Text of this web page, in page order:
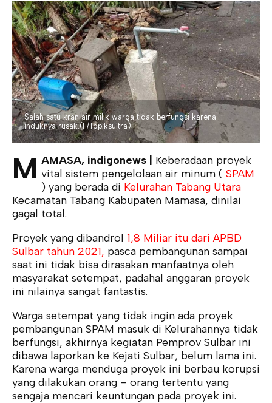
Salah satu kran air milik warga tidak berfungsi karena
induknya rusak.(F/Topiksultra)
M AMASA, indigonews |
Keberadaan proyek
vital sistem pengelolaan air minum ( SPAM
) yang berada di Kelurahan Tabang Utara
Kecamatan Tabang Kabupaten Mamasa, dinilai
gagal total.
Proyek yang dibandrol 1,8 Miliar itu dari APBD
Sulbar tahun 2021, pasca pembangunan sampai
saat ini tidak bisa dirasakan manfaatnya oleh
masyarakat setempat, padahal anggaran proyek
ini nilainya sangat fantastis.
Warga setempat yang tidak ingin ada proyek
pembangunan SPAM masuk di Kelurahannya tidak
berfungsi, akhirnya kegiatan Pemprov Sulbar ini
dibawa laporkan ke Kejati Sulbar, belum lama ini.
Karena warga menduga proyek ini berbau korupsi
yang dilakukan orang – orang tertentu yang
sengaja mencari keuntungan pada proyek ini.